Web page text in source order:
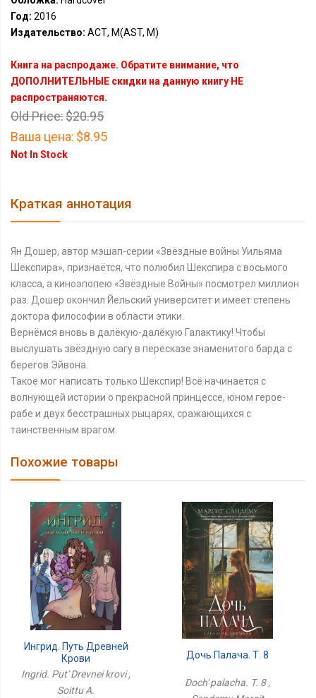
Год: 2016
Издательство: АСТ, М(AST, M)
Книга на распродаже. Обратите внимание, что
ДОПОЛНИТЕЛЬНЫЕ скидки на данную книгу НЕ
распространяются.
Old Price:$20.95
Ваша цена: $8.95
Not In Stock
Краткая аннотация
Ян Дошер, автор мэшап-серии «Звёздные войны Уильяма
Шекспира», признаётся, что полюбил Шекспира с восьмого
класса, а киноэпопею «Звёздные Войны» посмотрел миллион
раз. Дошер окончил Йельский университет и имеет степень
доктора философии в области этики.
Вернёмся вновь в далёкую-далёкую Галактику! Чтобы
выслушать звёздную сагу в пересказе знаменитого барда с
берегов Эйвона.
Такое мог написать только Шекспир! Всё начинается с
волнующей истории о прекрасной принцессе, юном герое-
рабе и двух бесстрашных рыцарях, сражающихся с
таинственным врагом.
Похожие товары
Ингрид. Путь Древней
Крови
Ingrid. Put' Drevnei krovi ,
Soittu A.
Дочь Палача. Т. 8
Doch' palacha. T. 8 ,